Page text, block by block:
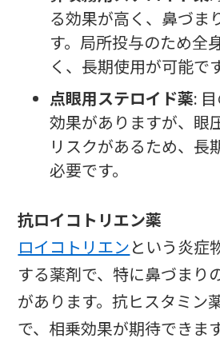
る効果が高く、鼻づま
す。局所投与のため全
く、長期使用が可能です
点眼用ステロイド薬:
効果がありますが、眼
リスクがあるため、長
必要です。
抗ロイコトリエン薬
ロイコトリエンという炎症
する薬剤で、特に鼻づまり
があります。抗ヒスタミン
で、相乗効果が期待できます